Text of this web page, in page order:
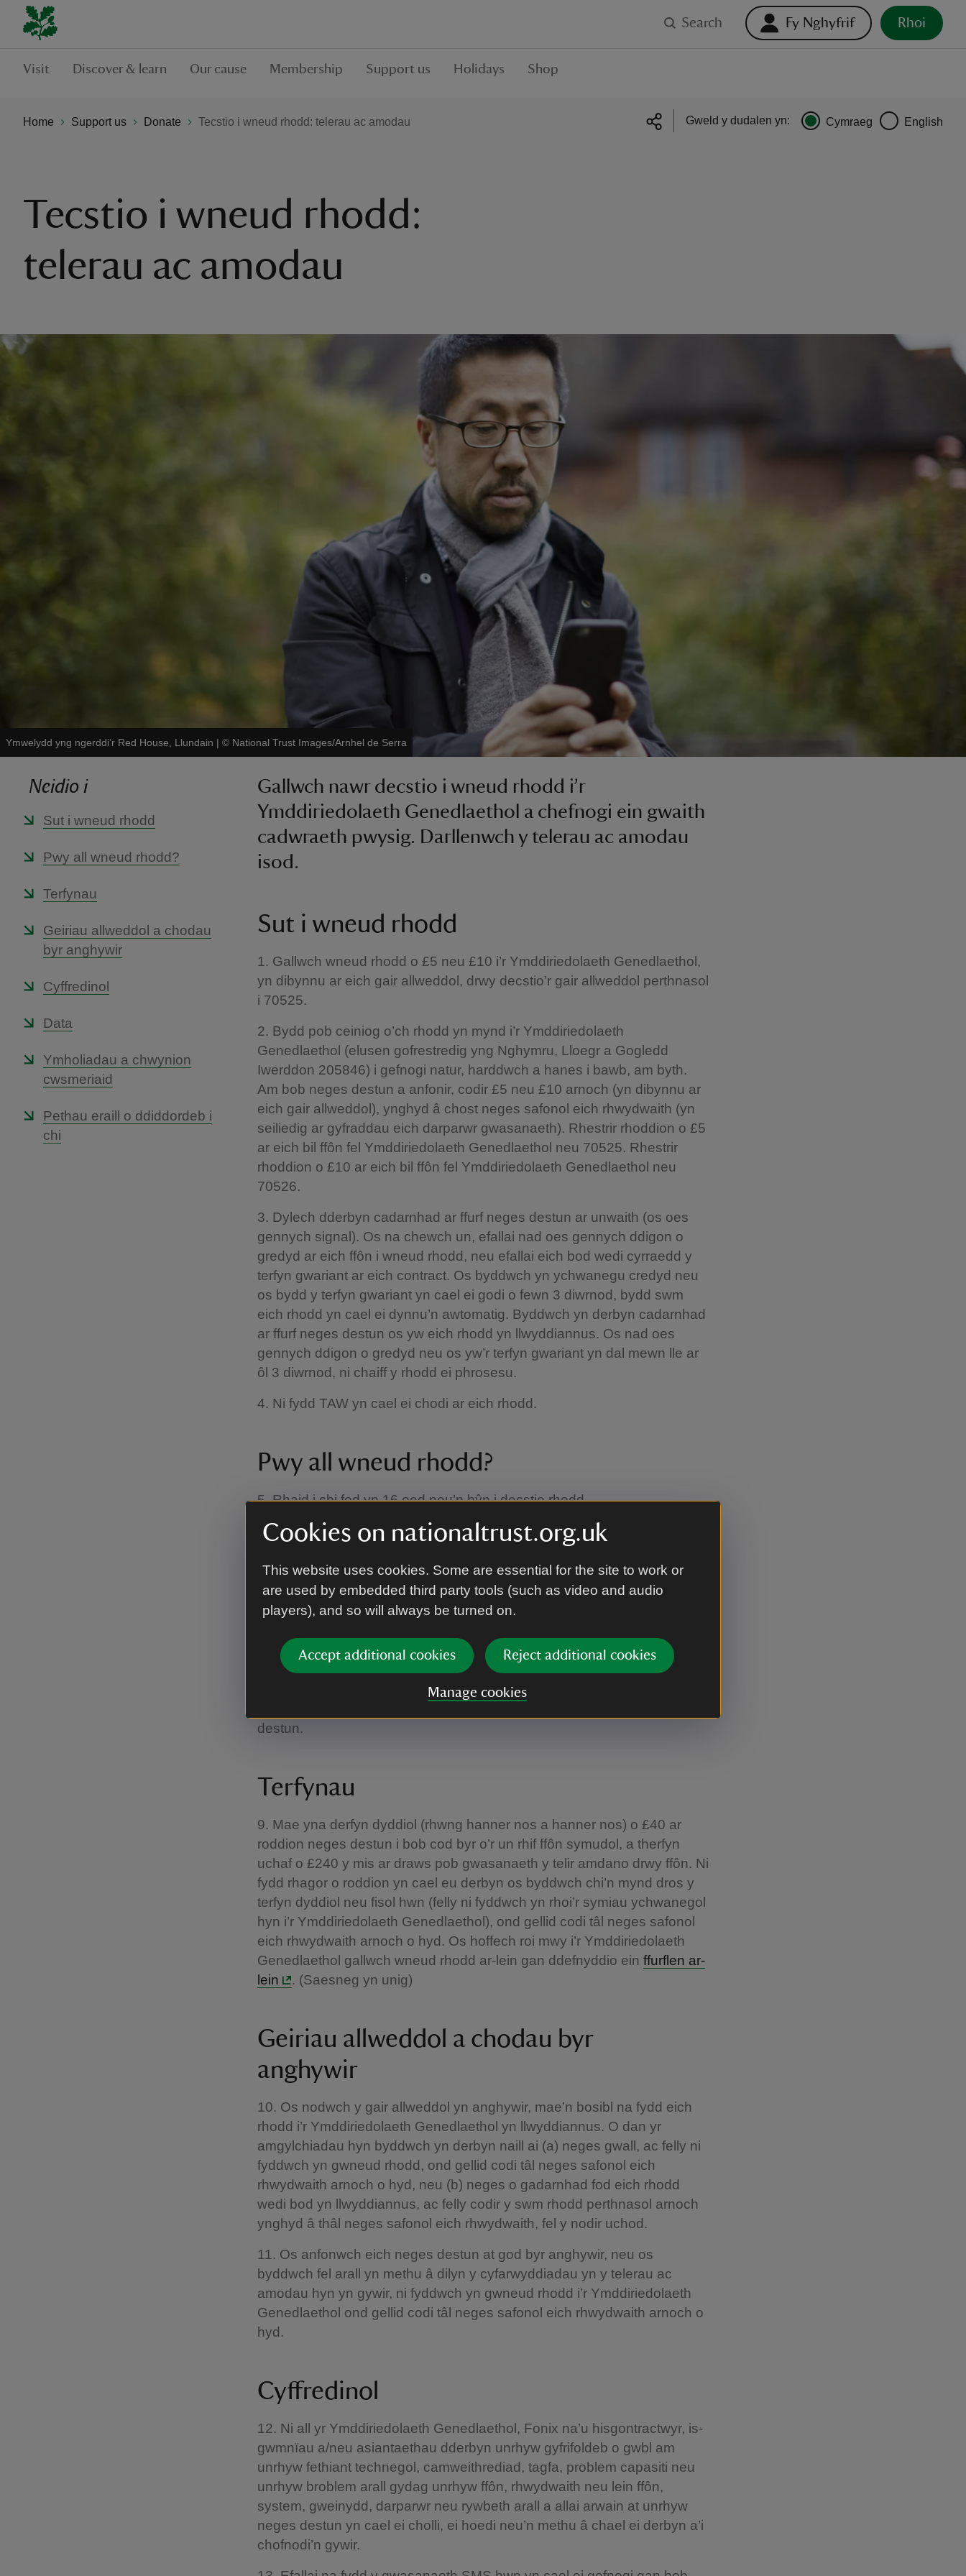
Cookies on nationaltrust.org.uk
This website uses cookies. Some are essential for the site to work or
are used by embedded third party tools (such as video and audio
players), and so will always be turned on.
Accept additional cookies Reject additional cookies
Manage cookies
Search Fy Nghyfrif Rhoi
Visit Discover & learn Our cause Membership Support us Holidays Shop
Home Support us Donate Tecstio i wneud rhodd: telerau ac amodau Gweld y dudalen yn: Cymraeg English
Tecstio i wneud rhodd:
telerau ac amodau
Ymwelydd yng ngerddi’r Red House, Llundain | © National Trust Images/Arnhel de Serra
Neidio i
Sut i wneud rhodd
Pwy all wneud rhodd?
Terfynau
Geiriau allweddol a chodau
byr anghywir
Cyffredinol
Data
Ymholiadau a chwynion
cwsmeriaid
Pethau eraill o ddiddordeb i
chi
Gallwch nawr decstio i wneud rhodd i’r
Ymddiriedolaeth Genedlaethol a chefnogi ein gwaith
cadwraeth pwysig. Darllenwch y telerau ac amodau
isod.
Sut i wneud rhodd
1. Gallwch wneud rhodd o £5 neu £10 i’r Ymddiriedolaeth Genedlaethol,
yn dibynnu ar eich gair allweddol, drwy decstio’r gair allweddol perthnasol
i 70525.
2. Bydd pob ceiniog o’ch rhodd yn mynd i’r Ymddiriedolaeth
Genedlaethol (elusen gofrestredig yng Nghymru, Lloegr a Gogledd
Iwerddon 205846) i gefnogi natur, harddwch a hanes i bawb, am byth.
Am bob neges destun a anfonir, codir £5 neu £10 arnoch (yn dibynnu ar
eich gair allweddol), ynghyd â chost neges safonol eich rhwydwaith (yn
seiliedig ar gyfraddau eich darparwr gwasanaeth). Rhestrir rhoddion o £5
ar eich bil ffôn fel Ymddiriedolaeth Genedlaethol neu 70525. Rhestrir
rhoddion o £10 ar eich bil ffôn fel Ymddiriedolaeth Genedlaethol neu
70526.
3. Dylech dderbyn cadarnhad ar ffurf neges destun ar unwaith (os oes
gennych signal). Os na chewch un, efallai nad oes gennych ddigon o
gredyd ar eich ffôn i wneud rhodd, neu efallai eich bod wedi cyrraedd y
terfyn gwariant ar eich contract. Os byddwch yn ychwanegu credyd neu
os bydd y terfyn gwariant yn cael ei godi o fewn 3 diwrnod, bydd swm
eich rhodd yn cael ei dynnu’n awtomatig. Byddwch yn derbyn cadarnhad
ar ffurf neges destun os yw eich rhodd yn llwyddiannus. Os nad oes
gennych ddigon o gredyd neu os yw’r terfyn gwariant yn dal mewn lle ar
ôl 3 diwrnod, ni chaiff y rhodd ei phrosesu.
4. Ni fydd TAW yn cael ei chodi ar eich rhodd.
Pwy all wneud rhodd?
5. Rhaid i chi fod yn 16 oed neu’n hŷn i decstio rhodd.
6. Dim ond gan ddefnyddio’r gwasanaeth SMS ar ffôn symudol sydd
wedi’i gofrestru yn y DU y gallwch wneud rhodd. Ni allwch wneud rhodd
gan ddefnyddio’r gwasanaeth hwn ar ffôn sydd wedi’i gofrestru yn
Ynysoedd y Sianel, Ynys Manaw neu’r tu allan i’r DU.
7. Os gwnewch rodd gan ddefnyddio’r gwasanaeth hwn o ffôn symudol
sydd wedi’i gofrestru yn y DU pan fyddwch y tu allan i Gymru, yr Alban,
Lloegr neu Ogledd Iwerddon, gellid codi taliadau rhwydwaith ychwanegol
arnoch, a gedwir gan weithredwr eich rhwydwaith.
destun.
Terfynau
9. Mae yna derfyn dyddiol (rhwng hanner nos a hanner nos) o £40 ar
roddion neges destun i bob cod byr o’r un rhif ffôn symudol, a therfyn
uchaf o £240 y mis ar draws pob gwasanaeth y telir amdano drwy ffôn. Ni
fydd rhagor o roddion yn cael eu derbyn os byddwch chi’n mynd dros y
terfyn dyddiol neu fisol hwn (felly ni fyddwch yn rhoi’r symiau ychwanegol
hyn i’r Ymddiriedolaeth Genedlaethol), ond gellid codi tâl neges safonol
eich rhwydwaith arnoch o hyd. Os hoffech roi mwy i’r Ymddiriedolaeth
Genedlaethol gallwch wneud rhodd ar-lein gan ddefnyddio ein ffurflen ar-
lein
. (Saesneg yn unig)
Geiriau allweddol a chodau byr
anghywir
10. Os nodwch y gair allweddol yn anghywir, mae’n bosibl na fydd eich
rhodd i’r Ymddiriedolaeth Genedlaethol yn llwyddiannus. O dan yr
amgylchiadau hyn byddwch yn derbyn naill ai (a) neges gwall, ac felly ni
fyddwch yn gwneud rhodd, ond gellid codi tâl neges safonol eich
rhwydwaith arnoch o hyd, neu (b) neges o gadarnhad fod eich rhodd
wedi bod yn llwyddiannus, ac felly codir y swm rhodd perthnasol arnoch
ynghyd â thâl neges safonol eich rhwydwaith, fel y nodir uchod.
11. Os anfonwch eich neges destun at god byr anghywir, neu os
byddwch fel arall yn methu â dilyn y cyfarwyddiadau yn y telerau ac
amodau hyn yn gywir, ni fyddwch yn gwneud rhodd i’r Ymddiriedolaeth
Genedlaethol ond gellid codi tâl neges safonol eich rhwydwaith arnoch o
hyd.
Cyffredinol
12. Ni all yr Ymddiriedolaeth Genedlaethol, Fonix na’u hisgontractwyr, is-
gwmnïau a/neu asiantaethau dderbyn unrhyw gyfrifoldeb o gwbl am
unrhyw fethiant technegol, camweithrediad, tagfa, problem capasiti neu
unrhyw broblem arall gydag unrhyw ffôn, rhwydwaith neu lein ffôn,
system, gweinydd, darparwr neu rywbeth arall a allai arwain at unrhyw
neges destun yn cael ei cholli, ei hoedi neu’n methu â chael ei derbyn a’i
chofnodi’n gywir.